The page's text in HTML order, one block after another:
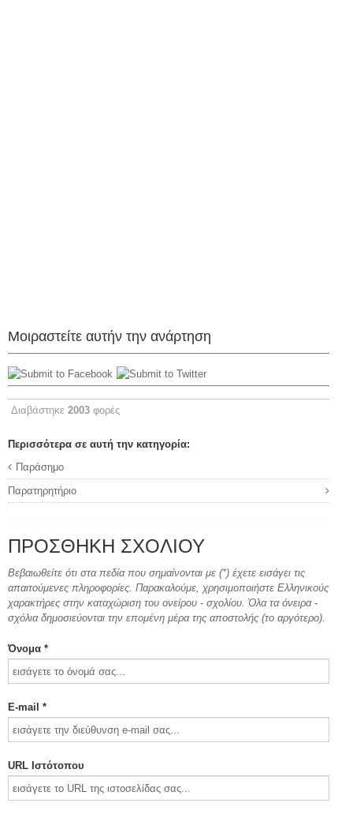
Μοιραστείτε αυτήν την ανάρτηση
Διαβάστηκε 2003 φορές
Περισσότερα σε αυτή την κατηγορία:
Παράσημο
Παρατηρητήριο
ΠΡΟΣΘΉΚΗ ΣΧΟΛΊΟΥ
Βεβαιωθείτε ότι στα πεδία που σημαίνονται με (*) έχετε εισάγει τις
απαιτούμενες πληροφορίες. Παρακαλούμε, χρησιμοποιήστε Ελληνικούς
χαρακτήρες στην καταχώριση του ονείρου - σχολίου. Όλα τα όνειρα -
σχόλια δημοσιεύονται την επομένη μέρα της αποστολής (το αργότερο).
Όνομα *
E-mail *
URL Ιστότοπου